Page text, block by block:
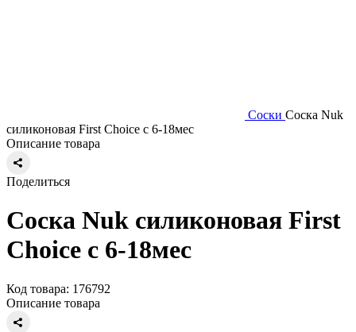
Соски Соска Nuk
силиконовая First Choice c 6-18мес
Описание товара
Поделиться
Соска Nuk силиконовая First
Choice c 6-18мес
Код товара: 176792
Описание товара